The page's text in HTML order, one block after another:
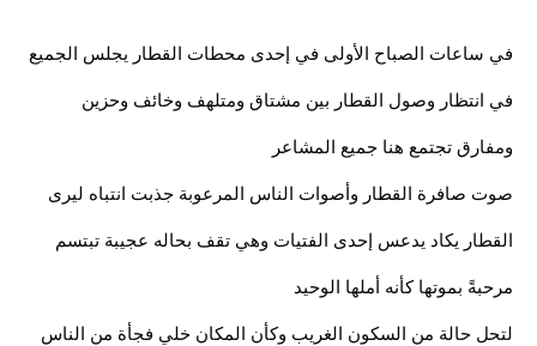
في ساعات الصباح الأولى في إحدى محطات القطار يجلس الجميع
في انتظار وصول القطار بين مشتاق ومتلهف وخائف وحزين
ومفارق تجتمع هنا جميع المشاعر
صوت صافرة القطار وأصوات الناس المرعوبة جذبت انتباه ليرى
القطار يكاد يدعس إحدى الفتيات وهي تقف بحاله عجيبة تبتسم
مرحبةً بموتها كأنه أملها الوحيد
لتحل حالة من السكون الغريب وكأن المكان خلي فجأة من الناس